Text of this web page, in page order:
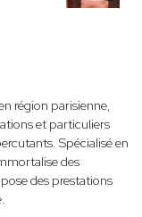
région parisienne,
et particuliers
Spécialisé en
des
des prestations